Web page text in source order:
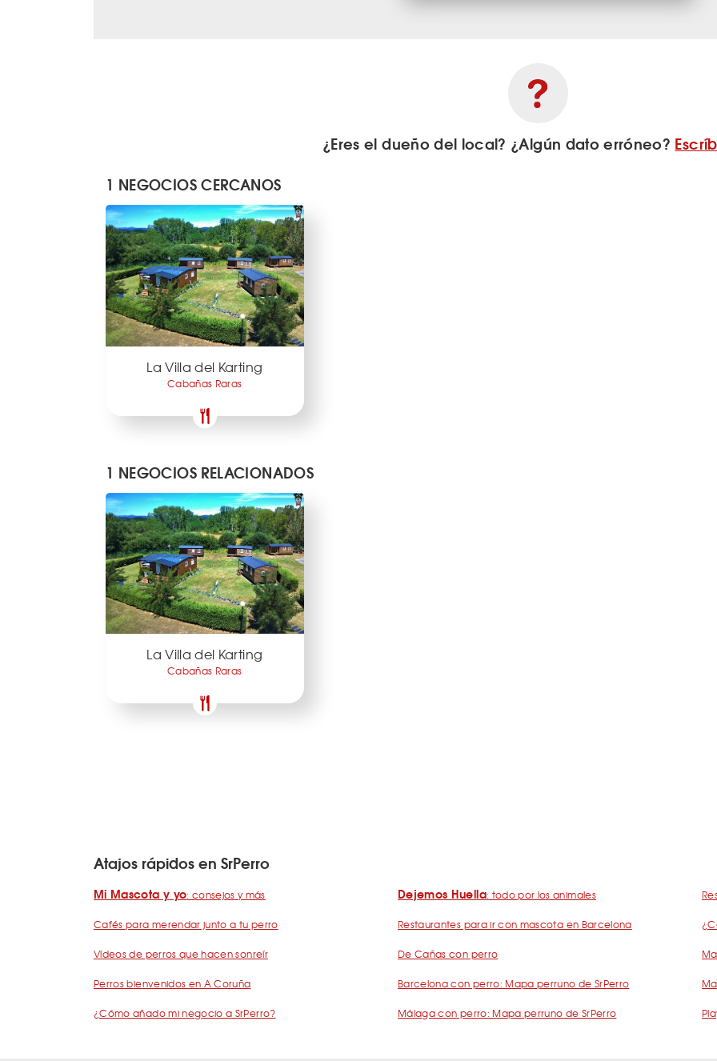
¿Eres el dueño del local? ¿Algún dato erróneo?
1 NEGOCIOS CERCANOS
La Villa del Karting
Cabañas Raras
1 NEGOCIOS RELACIONADOS
La Villa del Karting
Cabañas Raras
Atajos rápidos en SrPerro
Mi Mascota y yo: consejos y más
Cafés para merendar junto a tu perro
Vídeos de perros que hacen sonreír
Perros bienvenidos en A Coruña
¿Cómo añado mi negocio a SrPerro?
Dejemos Huella: todo por los animales
Restaurantes para ir con mascota en Barcelona
De Cañas con perro
Barcelona con perro: Mapa perruno de SrPerro
Málaga con perro: Mapa perruno de SrPerro